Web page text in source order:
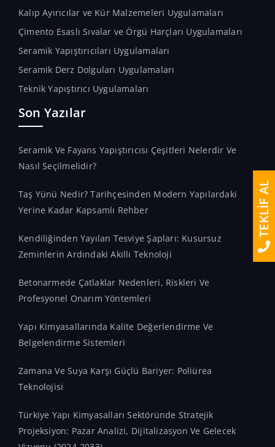
Kalıp Ayırıcılar ve Kür Malzemeleri Uygulamaları
Çimento Esaslı Sıvalar ve Örgü Harçları Uygulamaları
Seramik Yapıştırıcıları Uygulamaları
Seramik Derz Dolguları Uygulamaları
Teknik Yapıştırıcı Uygulamaları
Son Yazılar
Seramik Ve Fayans Yapıştırıcısı Çeşitleri Nelerdir Ve
Nasıl Seçilmelidir?
Taş Yünü Nedir? Tarihçesinden Modern Yapılardaki
Yerine Kadar Kapsamlı Rehber
Kendiliğinden Yayılan Tesviye Şapları: Kusursuz
Zeminlerin Ardındaki Akıllı Teknoloji
Betonarmede Çatlaklar Nedenleri, Riskleri Ve
Profesyonel Onarım Yöntemleri
Yapı Kimyasallarında Kalite Değerlendirme Ve
Belgelendirme Sistemleri
Zamana Ve Suya Karşı Güçlü Bariyer: Poliürea
Teknolojisi
Türkiye Yapı Kimyasalları Sektöründe Stratejik
Projeksiyon: Pazar Analizi, Dijitalizasyon Ve Gelecek
TEKLİF AL